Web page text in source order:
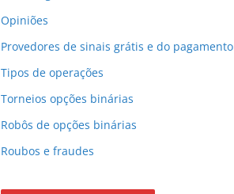
Opiniões
Provedores de sinais grátis e do pagamento
Tipos de operações
Torneios opções binárias
Robôs de opções binárias
Roubos e fraudes